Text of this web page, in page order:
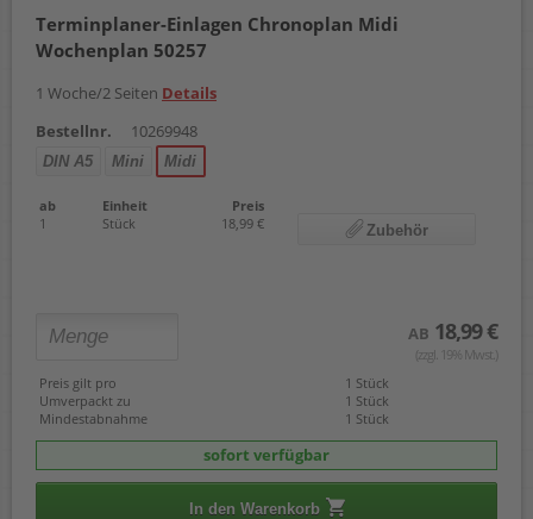
Terminplaner-Einlagen Chronoplan Midi
Wochenplan 50257
1 Woche/2 Seiten Details
Bestellnr.
10269948
DIN A5 Mini Midi
ab Einheit
Preis
1
Stück 18,99 € Zubehör
AB 18,99 €
(zzgl. 19% Mwst.)
Preis gilt pro
1 Stück
Umverpackt zu
1 Stück
Mindestabnahme
1 Stück
sofort verfügbar
In den Warenkorb